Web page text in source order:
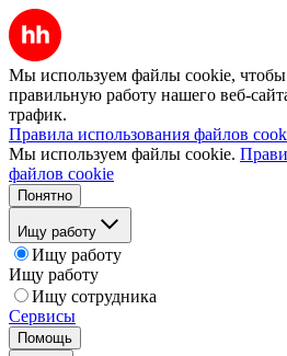
Мы используем файлы cookie, чтобы
правильную работу нашего веб-
трафик.
Правила использования файлов
Мы используем файлы cookie.
файлов cookie
Понятно
Ищу работу
Ищу работу
Ищу работу
Ищу сотрудника
Сервисы
Помощь